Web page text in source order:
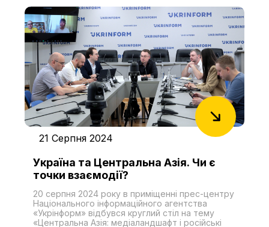
https://civildiplomat.com/video-page/8165 або
https://youtu.be/9mGiNUgYUXo Серед експертів
були
21 Серпня 2024
Україна та Центральна Азія. Чи є
точки взаємодії?
20 серпня 2024 року в приміщенні прес-центру
Національного інформаційного агентства
«Укрінформ» відбувся круглий стіл на тему
«Центральна Азія: медіаландшафт і російські